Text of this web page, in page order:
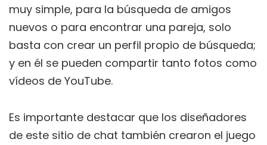
muy simple, para la búsqueda de amigos
nuevos o para encontrar una pareja, solo
basta con crear un perfil propio de búsqueda;
y en él se pueden compartir tanto fotos como
vídeos de YouTube.
Es importante destacar que los diseñadores
de este sitio de chat también crearon el juego